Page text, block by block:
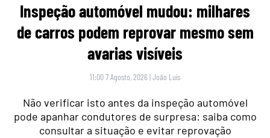
Inspeção automóvel mudou: milhares
de carros podem reprovar mesmo sem
avarias visíveis
11:00 7 Agosto, 2026 |João Luís
Não verificar isto antes da inspeção automóvel
pode apanhar condutores de surpresa: saiba como
consultar a situação e evitar reprovação